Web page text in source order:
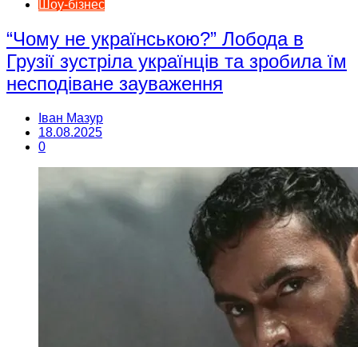
Шоу-бізнес
“Чому не українською?” Лобода в
Грузії зустріла українців та зробила їм
несподіване зауваження
Іван Мазур
18.08.2025
0